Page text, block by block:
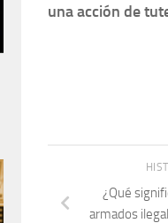
una acción de
¿Qué
armados